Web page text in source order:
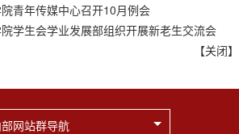
青年传媒中心召开10月例会
学生会学业发展部组织开展新老生交流会
【关闭】
网站群导航